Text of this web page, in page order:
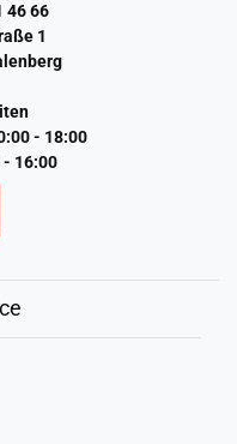
46 66
1
- 18:00
- 16:00